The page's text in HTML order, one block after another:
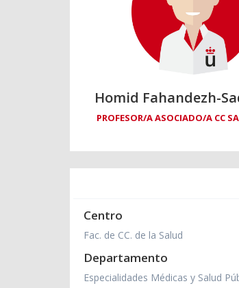
Homid Fahandezh-
PROFESOR/A ASOCIADO/A CC
Centro
Fac. de CC. de la Salud
Departamento
Especialidades Médicas y Salud